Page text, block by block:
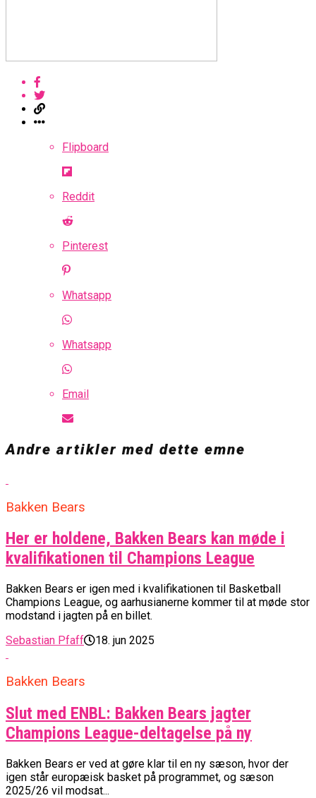
Flipboard
Reddit
Pinterest
Whatsapp
Whatsapp
Email
Andre artikler med dette emne
Bakken Bears
Her er holdene, Bakken Bears kan møde i
kvalifikationen til Champions League
Bakken Bears er igen med i kvalifikationen til Basketball
Champions League, og aarhusianerne kommer til at møde stor
modstand i jagten på en billet.
Sebastian Pfaff
18. jun 2025
Bakken Bears
Slut med ENBL: Bakken Bears jagter
Champions League-deltagelse på ny
Bakken Bears er ved at gøre klar til en ny sæson, hvor der
igen står europæisk basket på programmet, og sæson
2025/26 vil modsat...